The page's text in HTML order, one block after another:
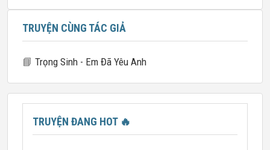
TRUYỆN CÙNG TÁC GIẢ
📘 Trọng Sinh - Em Đã Yêu Anh
TRUYỆN ĐANG HOT 🔥